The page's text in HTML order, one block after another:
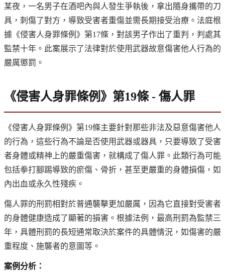
某夜，一名男子在酒吧內與人發生爭執後，拿出隨身攜帶的刀
具，刺傷了對方，導致受害者重傷並需長期接受治療。法庭根
據《侵害人身罪條例》第17條，對該男子作出了重判，判處其
監禁十年。此案展示了法律對於使用武器故意傷害他人行為的
嚴厲懲罰。
《侵害人身罪條例》第19條 - 傷人罪
《侵害人身罪條例》第19條主要針對那些非法及惡意傷害他人
的行為，這些行為不論是否使用武器或器具，只要導致了受害
者身體或精神上的嚴重傷害，就構成了傷人罪。此類行為可能
包括拳打腳踢導致的瘀傷、骨折，甚至更嚴重的身體損傷，如
內出血或永久性殘疾。
傷人罪的刑罰相對於普通襲擊更加嚴厲，因為它直接對受害者
的身體健康造成了顯著的損害。根據法例，最高刑罰為監禁三
年，具體刑罰的長短通常取決於案件的具體情況，如傷害的嚴
重程度、施襲者的意圖等。
案例分析：